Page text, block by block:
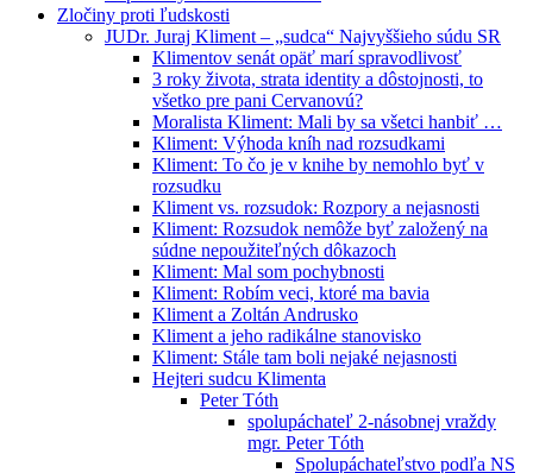
Zločiny proti ľudskosti
JUDr. Juraj Kliment – „sudca“ Najvyššieho súdu SR
Klimentov senát opäť marí spravodlivosť
3 roky života, strata identity a dôstojnosti, to
všetko pre pani Cervanovú?
Moralista Kliment: Mali by sa všetci hanbiť …
Kliment: Výhoda kníh nad rozsudkami
Kliment: To čo je v knihe by nemohlo byť v
rozsudku
Kliment vs. rozsudok: Rozpory a nejasnosti
Kliment: Rozsudok nemôže byť založený na
súdne nepoužiteľných dôkazoch
Kliment: Mal som pochybnosti
Kliment: Robím veci, ktoré ma bavia
Kliment a Zoltán Andrusko
Kliment a jeho radikálne stanovisko
Kliment: Stále tam boli nejaké nejasnosti
Hejteri sudcu Klimenta
Peter Tóth
spolupáchateľ 2-násobnej vraždy
mgr. Peter Tóth
Spolupáchateľstvo podľa NS